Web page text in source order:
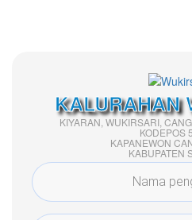
KALURAHAN
KIYARAN, WUKIRSARI,
KODEPOS
KAPANEWON
KABUPATEN